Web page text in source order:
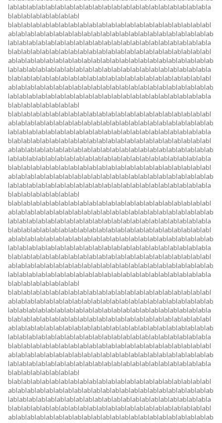
lablablablablablablablablablablablablablablablablablablablablabla
blablablablablablablabl
blablablablablablablablablablablablablablablablablablablablablabl
ablablablablablablablablablablablablablablablablablablablablablab
lablablablablablablablablablablablablablablablablablablablablabla
blablablablablablablablablablablablablablablablablablablablablabl
ablablablablablablablablablablablablablablablablablablablablablab
lablablablablablablablablablablablablablablablablablablablablabla
blablablablablablablablablablablablablablablablablablablablablabl
ablablablablablablablablablablablablablablablablablablablablablab
lablablablablablablablablablablablablablablablablablablablablabla
blablablablablablablabl
blablablablablablablablablablablablablablablablablablablablablabl
ablablablablablablablablablablablablablablablablablablablablablab
lablablablablablablablablablablablablablablablablablablablablabla
blablablablablablablablablablablablablablablablablablablablablabl
ablablablablablablablablablablablablablablablablablablablablablab
lablablablablablablablablablablablablablablablablablablablablabla
blablablablablablablablablablablablablablablablablablablablablabl
ablablablablablablablablablablablablablablablablablablablablablab
lablablablablablablablablablablablablablablablablablablablablabla
blablablablablablablabl
blablablablablablablablablablablablablablablablablablablablablabl
ablablablablablablablablablablablablablablablablablablablablablab
lablablablablablablablablablablablablablablablablablablablablabla
blablablablablablablablablablablablablablablablablablablablablabl
ablablablablablablablablablablablablablablablablablablablablablab
lablablablablablablablablablablablablablablablablablablablablabla
blablablablablablablablablablablablablablablablablablablablablabl
ablablablablablablablablablablablablablablablablablablablablablab
lablablablablablablablablablablablablablablablablablablablablabla
blablablablablablablabl
blablablablablablablablablablablablablablablablablablablablablabl
ablablablablablablablablablablablablablablablablablablablablablab
lablablablablablablablablablablablablablablablablablablablablabla
blablablablablablablablablablablablablablablablablablablablablabl
ablablablablablablablablablablablablablablablablablablablablablab
lablablablablablablablablablablablablablablablablablablablablabla
blablablablablablablablablablablablablablablablablablablablablabl
ablablablablablablablablablablablablablablablablablablablablablab
lablablablablablablablablablablablablablablablablablablablablabla
blablablablablablablabl
blablablablablablablablablablablablablablablablablablablablablabl
ablablablablablablablablablablablablablablablablablablablablablab
lablablablablablablablablablablablablablablablablablablablablabla
blablablablablablablablablablablablablablablablablablablablablabl
ablablablablablablablablablablablablablablablablablablablablablab